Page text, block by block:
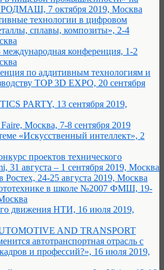
7 октября 2019, Москва
технологии в цифровом
сплавы, композиты», 2-4
конференция, 1-2
по аддитивным технологиям и
TOP 3D EXPO, 20 сентября
PARTY, 13 сентября 2019,
Москва, 7-8 сентября 2019
«Искусственный интеллект», 2
проектов технического
31 августа – 1 сентября 2019, Москва
Ростех, 24-25 августа 2019, Москва
в школе №2007 ФМШ, 19-
движения НТИ, 16 июля 2019,
AND TRANSPORT
автотранспортная отрасль с
и профессий?», 16 июля 2019,